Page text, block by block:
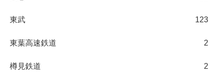
東武 123
東葉高速鉄道 2
樽見鉄道 2